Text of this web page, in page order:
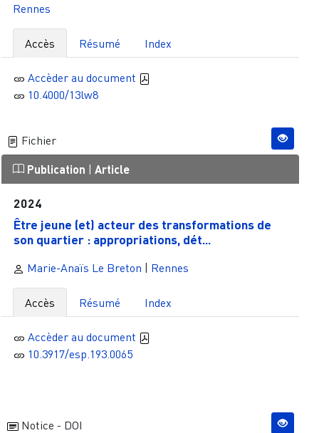
Rennes
Accès Résumé Index
Accèder au document
10.4000/13lw8
Fichier
Publication | Article
2024
Être jeune (et) acteur des transformations de
son quartier : appropriations, dét...
Marie-Anaïs Le Breton | Rennes
Accès Résumé Index
Accèder au document
10.3917/esp.193.0065
Notice - DOI